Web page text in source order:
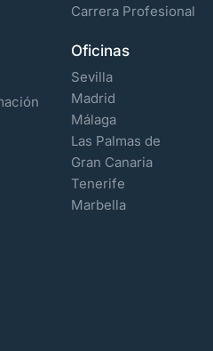
Carrera Profesional
Oficinas
Sevilla
Madrid
Málaga
Las Palmas de
Gran Canaria
Tenerife
Marbella